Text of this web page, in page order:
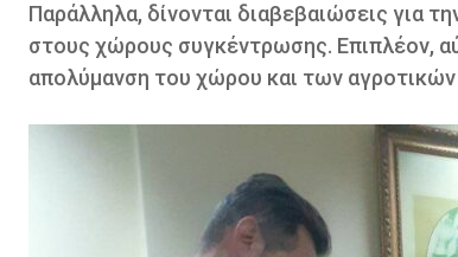
Παράλληλα, δίνονται διαβεβαιώσεις για
στους χώρους συγκέντρωσης. Επιπλέον,
απολύμανση του χώρου και των αγροτικών